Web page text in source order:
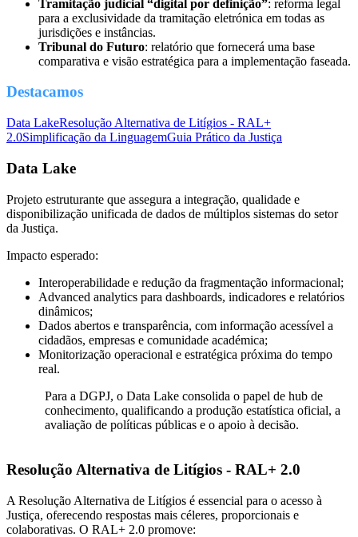
Tramitação judicial “digital por definição”: reforma legal
para a exclusividade da tramitação eletrónica em todas as
jurisdições e instâncias.
Tribunal do Futuro: relatório que fornecerá uma base
comparativa e visão estratégica para a implementação faseada.
Destacamos
Data LakeResolução Alternativa de Litígios - RAL+
2.0Simplificação da LinguagemGuia Prático da Justiça
Data Lake
Projeto estruturante que assegura a integração, qualidade e
disponibilização unificada de dados de múltiplos sistemas do setor
da Justiça.
Impacto esperado:
Interoperabilidade e redução da fragmentação informacional;
Advanced analytics para dashboards, indicadores e relatórios
dinâmicos;
Dados abertos e transparência, com informação acessível a
cidadãos, empresas e comunidade académica;
Monitorização operacional e estratégica próxima do tempo
real.
Para a DGPJ, o Data Lake consolida o papel de hub de
conhecimento, qualificando a produção estatística oficial, a
avaliação de políticas públicas e o apoio à decisão.
Resolução Alternativa de Litígios - RAL+ 2.0
A Resolução Alternativa de Litígios é essencial para o acesso à
Justiça, oferecendo respostas mais céleres, proporcionais e
colaborativas. O RAL+ 2.0 promove: